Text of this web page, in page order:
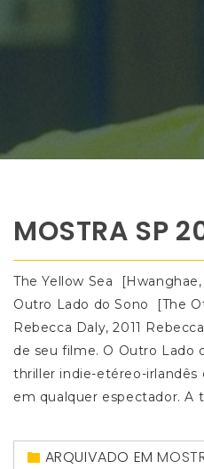
MOSTRA SP
The Yellow Sea
Outro Lado do Sono [The
Rebecca Daly, 2011
de seu filme. O Outro Lado
thriller indie-etéreo-
em qualquer espectador. A
ARQUIVADO EM